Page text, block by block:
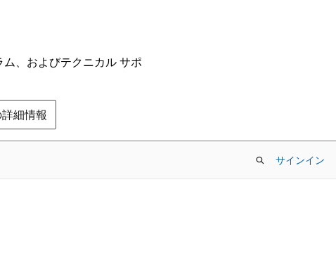
、およびテクニカル サポ
細情報
サインイン